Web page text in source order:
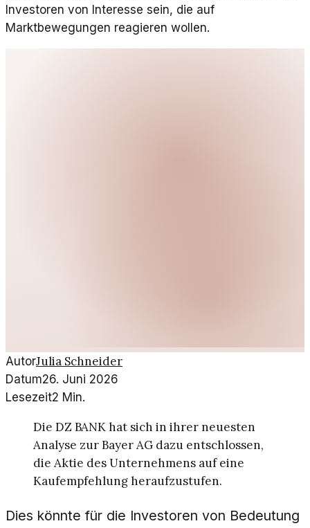
Investoren von Interesse sein, die auf
Marktbewegungen reagieren wollen.
AutorJulia Schneider
Datum26. Juni 2026
Lesezeit2 Min.
Die DZ BANK hat sich in ihrer neuesten
Analyse zur Bayer AG dazu entschlossen,
die Aktie des Unternehmens auf eine
Kaufempfehlung heraufzustufen.
Dies könnte für die Investoren von Bedeutung